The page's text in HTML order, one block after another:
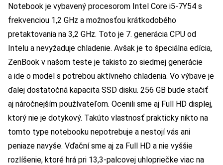
Notebook je vybavený procesorom Intel Core i5-7Y54 s
frekvenciou 1,2 GHz a možnosťou krátkodobého
pretaktovania na 3,2 GHz. Toto je 7. generácia CPU od
Intelu a nevyžaduje chladenie. Avšak je to špeciálna edícia,
ZenBook v našom teste je takisto zo siedmej generácie
a ide o model s potrebou aktívneho chladenia. Vo výbave je
ďalej dostatočná kapacita SSD disku. 256 GB bude stačiť
aj náročnejším používateľom. Ocenili sme aj Full HD displej,
ktorý nie je dotykový. Takúto vlastnosť prakticky nikto na
tomto type notebooku nepotrebuje a nestojí vás ani
peniaze navyše. Vďační sme aj za Full HD a nie vyššie
rozlíšenie, ktoré hrá pri 13,3-palcovej uhlopriečke viac na